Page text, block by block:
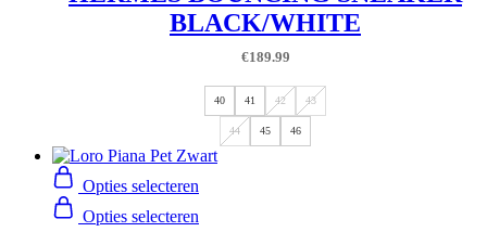
BLACK/WHITE
€189.99
40 41 42 43
44 45 46
Opties selecteren
Opties selecteren